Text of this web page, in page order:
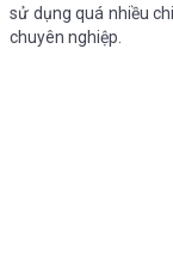
sử dụng quá nhiều
chuyên nghiệp.